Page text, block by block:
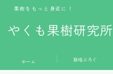
やくも果樹研究所
果樹をもっと身近に！
MENU
ホーム
ホーム 栽培ぶろぐ